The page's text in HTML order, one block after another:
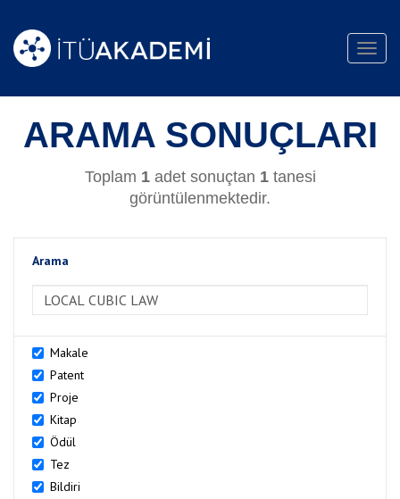
ARAMA SONUÇLARI
Toplam 1adet sonuçtan 1tanesi
görüntülenmektedir.
Arama
Makale
Patent
Proje
Kitap
Ödül
Tez
Bildiri